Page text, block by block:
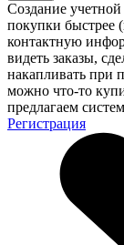
Создание
покупки быстрее
контактную
видеть заказы,
накапливать при
можно что-то
предлагаем
Регистрация